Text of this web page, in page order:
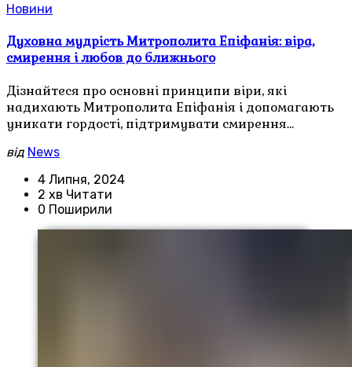
Новини
Духовна мудрість Митрополита Епіфанія: віра,
смирення і любов до ближнього
Дізнайтеся про основні принципи віри, які
надихають Митрополита Епіфанія і допомагають
уникати гордості, підтримувати смирення…
від News
4 Липня, 2024
2 хв Читати
0 Поширили